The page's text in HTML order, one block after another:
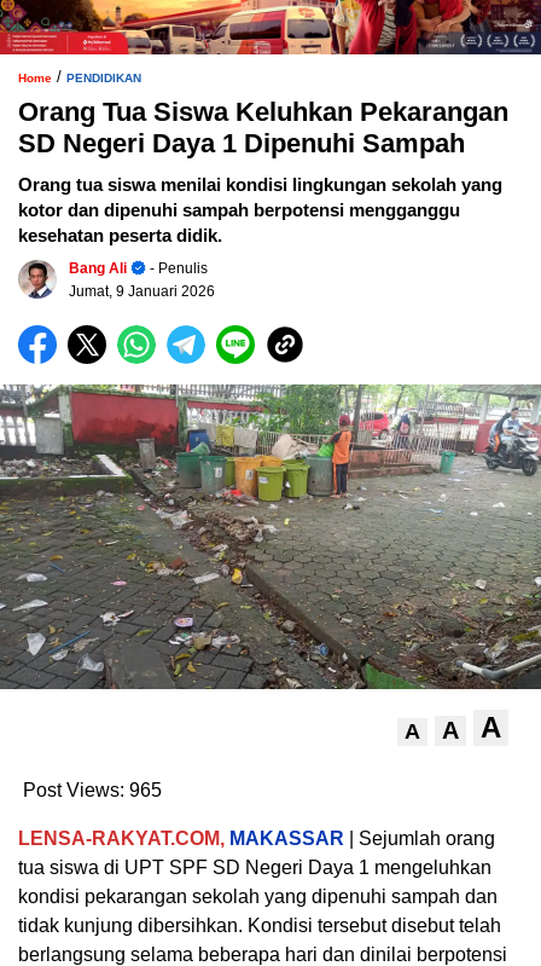
Home / PENDIDIKAN
Orang Tua Siswa Keluhkan Pekarangan
SD Negeri Daya 1 Dipenuhi Sampah
Orang tua siswa menilai kondisi lingkungan sekolah yang
kotor dan dipenuhi sampah berpotensi mengganggu
kesehatan peserta didik.
Bang Ali
- Penulis
Jumat, 9 Januari 2026
A A A
Post Views: 965
LENSA-RAKYAT.COM, MAKASSAR | Sejumlah orang
tua siswa di UPT SPF SD Negeri Daya 1 mengeluhkan
kondisi pekarangan sekolah yang dipenuhi sampah dan
tidak kunjung dibersihkan. Kondisi tersebut disebut telah
berlangsung selama beberapa hari dan dinilai berpotensi